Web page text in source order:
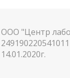
ООО "Центр
14.01.2020г.